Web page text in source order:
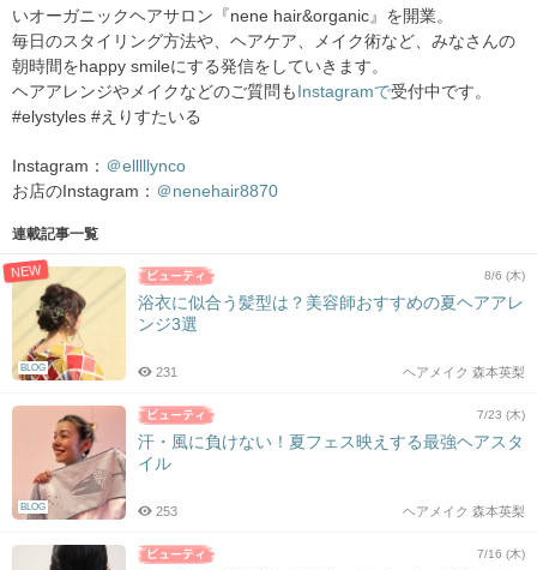
いオーガニックヘアサロン『nene hair&organic』を開業。
毎日のスタイリング方法や、ヘアケア、メイク術など、みなさんの
朝時間をhappy smileにする発信をしていきます。
ヘアアレンジやメイクなどのご質問も Instagramで受付中です。
#elystyles #えりすたいる
Instagram： ＠elllllynco
お店のInstagram： ＠nenehair8870
連載記事一覧
NEW
BLOG
8/6 (木)
浴衣に似合う髪型は？美容師おすすめの夏ヘアアレ
ンジ3選
ヘアメイク 森本英梨
231
BLOG
7/23 (木)
汗・風に負けない！夏フェス映えする最強ヘアスタ
イル
ヘアメイク 森本英梨
253
7/16 (木)